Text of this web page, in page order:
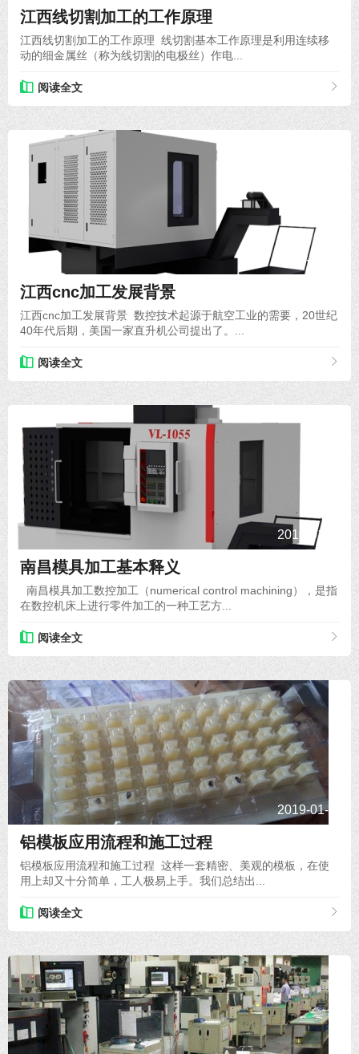
江西线切割加工的工作原理
江西线切割加工的工作原理 线切割基本工作原理是利用连续移
动的细金属丝（称为线切割的电极丝）作电...
阅读全文
2019-01-23
江西cnc加工发展背景
江西cnc加工发展背景 数控技术起源于航空工业的需要，20世纪
40年代后期，美国一家直升机公司提出了。...
阅读全文
2019-01-23
南昌模具加工​​基本释义
南昌模具加工数控加工（numerical control machining），是指
在数控机床上进行零件加工的一种工艺方...
阅读全文
2019-01-22
铝模板应用流程和施工过程
铝模板应用流程和施工过程 这样一套精密、美观的模板，在使
用上却又十分简单，工人极易上手。我们总结出...
阅读全文